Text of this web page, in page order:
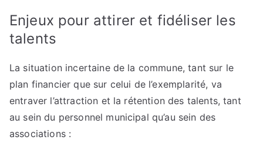
Enjeux pour attirer et fidéliser les
talents
La situation incertaine de la commune, tant sur le
plan financier que sur celui de l’exemplarité, va
entraver l’attraction et la rétention des talents, tant
au sein du personnel municipal qu’au sein des
associations :